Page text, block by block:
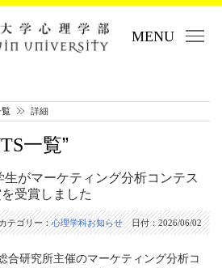
MENU
覧 詳細
一覧
がマーケティング分析コンテス
受賞しました
テゴリー：心理学科お知らせ日付：2026/06/02
合研究所主催のマーケティング分析コ